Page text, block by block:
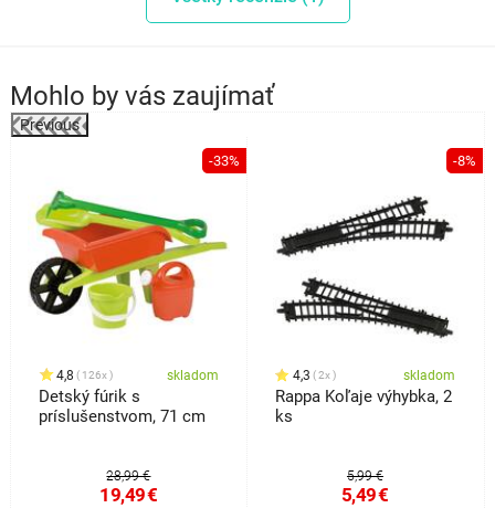
Mohlo by vás zaujímať
Previous
-33%
4,8 126x skladom
Detský fúrik s
príslušenstvom, 71 cm
28,99 €
19,49€
-8%
4,3 2x skladom
Rappa Koľaje výhybka, 2
ks
5,99 €
5,49€